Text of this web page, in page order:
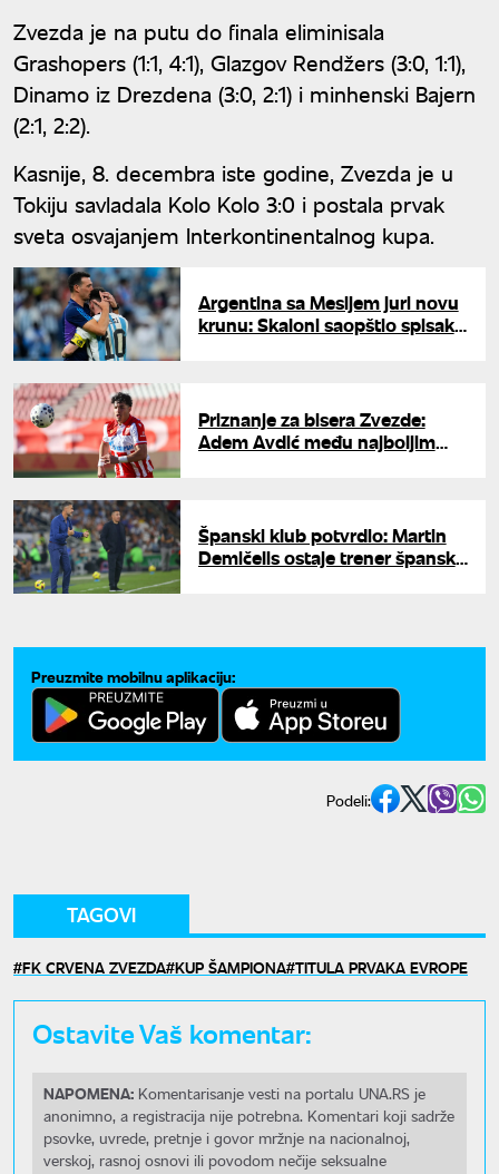
Zvezda je na putu do finala eliminisala
Grashopers (1:1, 4:1), Glazgov Rendžers (3:0, 1:1),
Dinamo iz Drezdena (3:0, 2:1) i minhenski Bajern
(2:1, 2:2).
Kasnije, 8. decembra iste godine, Zvezda je u
Tokiju savladala Kolo Kolo 3:0 i postala prvak
sveta osvajanjem Interkontinentalnog kupa.
Argentina sa Mesijem juri novu
krunu: Skaloni saopštio spisak
Priznanje za bisera Zvezde:
Adem Avdić među najboljim
Španski klub potvrdio: Martin
Demičelis ostaje trener španske
Preuzmite mobilnu aplikaciju:
Podeli:
TAGOVI
FK CRVENA ZVEZDA KUP ŠAMPIONA TITULA PRVAKA EVROPE
Ostavite Vaš komentar:
NAPOMENA: Komentarisanje vesti na portalu UNA.RS je
anonimno, a registracija nije potrebna. Komentari koji sadrže
psovke, uvrede, pretnje i govor mržnje na nacionalnoj,
verskoj, rasnoj osnovi ili povodom nečije seksualne